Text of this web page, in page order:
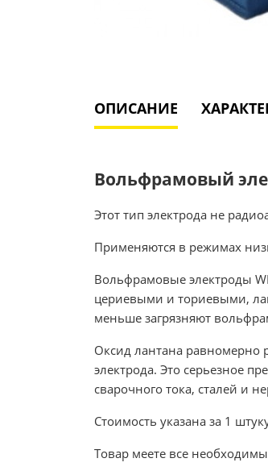
ОПИСАНИЕ
Вольфрамовый
Этот тип электрода не
Применяются в режимах
Вольфрамовые электроды
цериевыми и ториевыми,
меньше загрязняют
Оксид лантана равномерно
электрода. Это серьезное
сварочного тока, сталей и
Стоимость указана за 1
Товар меете все